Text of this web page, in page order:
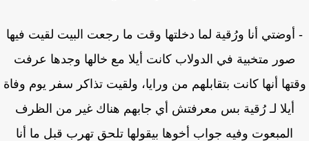
أنا ورُقية لما دخلتها وقت ما رجعت البيت لقيت فيها
صور متخبية في الدولاب كانت أيلا مع خالها وجدها عرفت
أنها كانت بتقابلهم من ورايا، ولقيت تذاكر سفر يوم وفاة
أيلا لـ رُقية بس معرفتش أي جابهم هناك غير من الظرف
المبعوت وفيه جواب أخوها بيقولها تلحق تهرب قبل ما أنا